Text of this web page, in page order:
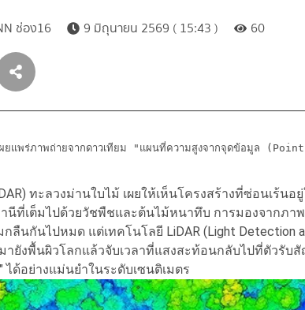
ช่อง16 9 มิถุนายน 2569 ( 15:43 ) 60
ผยแพร่ภาพถ่ายจากดาวเทียม "แผนที่ความสูงจากจุดข้อมูล
ทะลวงม่านใบไม้ เผยให้เห็นโครงสร้างที่ซ่อนเร้
นีที่เต็มไปด้วยวัชพืชและต้นไม้หนาทึบ การมองจากภา
ลืนกันไปหมด แต่เทคโนโลยี LiDAR (Light Detection
มายังพื้นผิวโลกแล้วจับเวลาที่แสงสะท้อนกลับไปที่ตัวรั
ได้อย่างแม่นยำในระดับเซนติเมตร